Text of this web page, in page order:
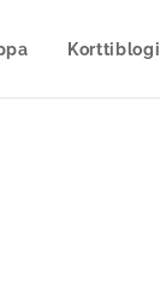
Korttiblogi